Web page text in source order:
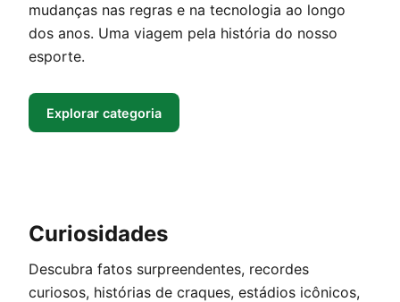
mudanças nas regras e na tecnologia ao longo
dos anos. Uma viagem pela história do nosso
esporte.
Explorar categoria
Curiosidades
Descubra fatos surpreendentes, recordes
curiosos, histórias de craques, estádios icônicos,